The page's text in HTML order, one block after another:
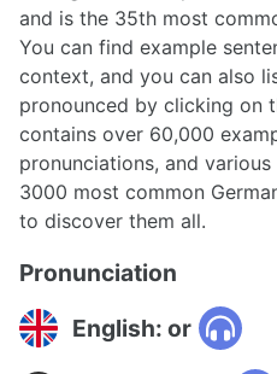
and is the 35th most
You can find example
context, and you can also
pronounced by clicking on
contains over 60,000
pronunciations, and
3000 most common
to discover them all.
Pronunciation
English: or